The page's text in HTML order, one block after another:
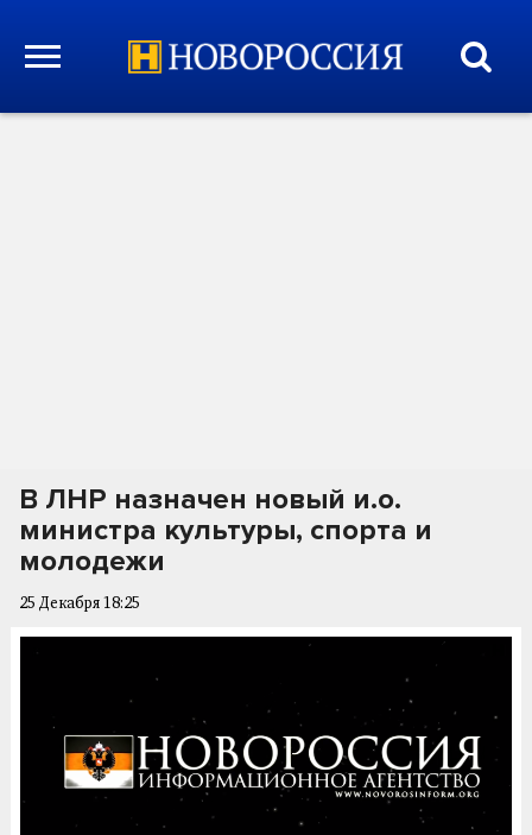
В ЛНР назначен новый и.о.
министра культуры, спорта и
молодежи
25 Декабря 18:25